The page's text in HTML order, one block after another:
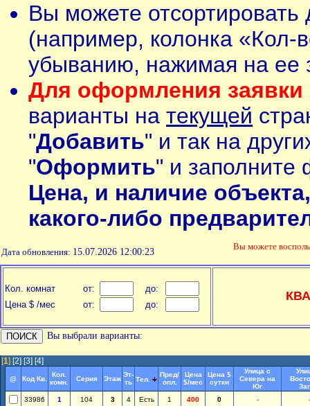
Вы можете
(например, колонка «Кол-
убыванию, нажимая на ее
Для оформления заявки
варианты на текущей
"Добавить" и так на
"Оформить" и заполните
Цена, и наличие
какого-либо
Дата обновления: 15.07.2026 12:00:23
Вы можете
Кол. комнат от:
до:
Цена $ /мес
от: до:
Вы выбрали варианты:
[1] [2] [3] [4]
@ Код Кв.
Кол.
комн.
Серия Этаж
Эт-
ть Тел.
Пред/
опл.
Цена
$/мес
Цена $
сутки
Улица с
Севера на
Юг
33986
1 104 3 4 Есть 1 400 0 - -